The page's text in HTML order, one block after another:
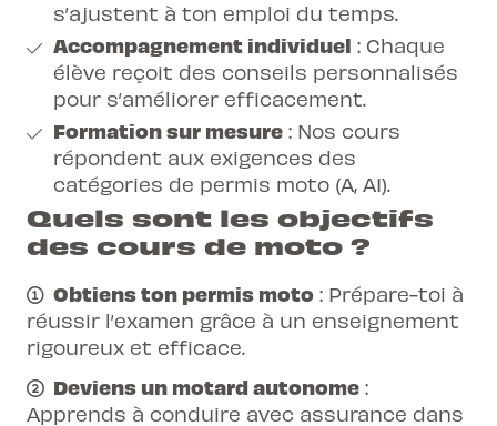
s’ajustent à ton emploi du temps.
Accompagnement individuel : Chaque
élève reçoit des conseils personnalisés
pour s’améliorer efficacement.
Formation sur mesure : Nos cours
répondent aux exigences des
catégories de permis moto (A, A1).
Quels sont les objectifs
des cours de moto ?
Obtiens ton permis moto : Prépare-toi à
réussir l’examen grâce à un enseignement
rigoureux et efficace.
Deviens un motard autonome :
Apprends à conduire avec assurance dans